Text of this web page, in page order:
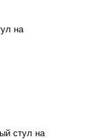
на
стул на